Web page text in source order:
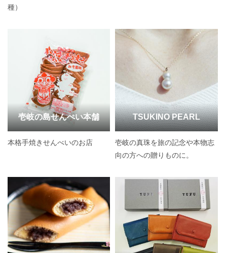
種）
壱岐の島せんぺい本舗
本格手焼きせんべいのお店
TSUKINO PEARL
壱岐の真珠を旅の記念や本物志
向の方への贈りものに。